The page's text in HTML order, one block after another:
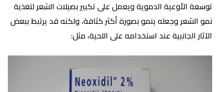
توسعة الأوعية الدموية ويعمل على تكبير بصيلات الشعر لتغذية
نمو الشعر وجعله ينمو بصورة أكثر كثافة، ولكنه قد يرتبط ببعض
الآثار الجانبية عند استخدامه على اللحية، مثل: